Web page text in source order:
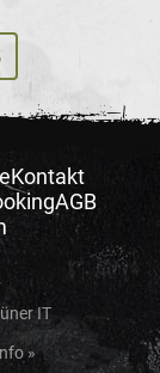
Kontakt
AGB
IT
»